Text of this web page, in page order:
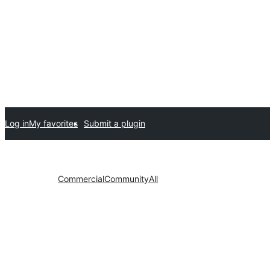
Submit a plugin
My favorites
Log in
All
Community
Commercial